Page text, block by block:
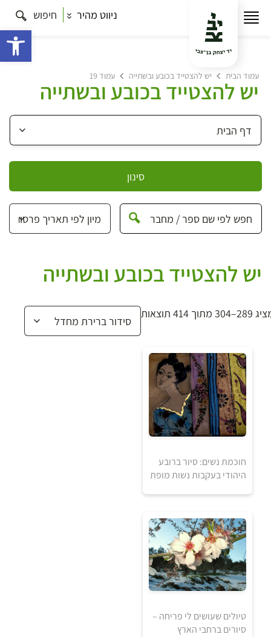
ניווט מהיר חיפוש
עמוד הבית יש להצטייד בכובע ובשתייה עמוד 19
יש להצטייד בכובע ובשתייה
סינון
יש להצטייד בכובע ובשתייה
מתוך 414 תוצאות
80
למידע ולרכישה
חוכמת נשים: סיור ברובע
היהודי בעקבות נשות מופת
1
₪
1840
₪
טיולים שעושים לי פריחה –
סיורים ברחבי הארץ